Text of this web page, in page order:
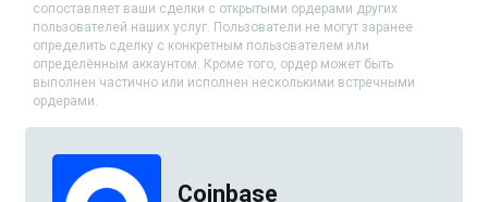
сопоставляет ваши сделки с открытыми ордерами других
пользователей наших услуг. Пользователи не могут заранее
определить сделку с конкретным пользователем или
определённым аккаунтом. Кроме того, ордер может быть
выполнен частично или исполнен несколькими встречными
ордерами.
Coinbase